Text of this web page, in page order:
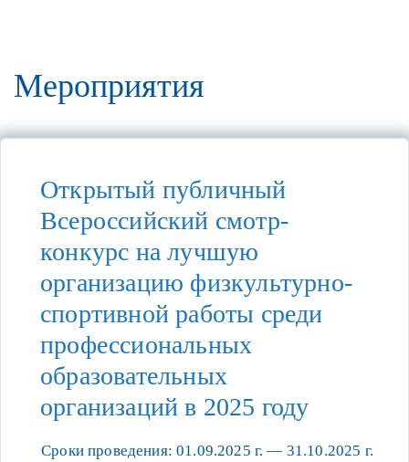
Мероприятия
Открытый публичный
Всероссийский смотр-
конкурс на лучшую
организацию физкультурно-
спортивной работы среди
профессиональных
образовательных
организаций в 2025 году
Сроки проведения: 01.09.2025 г. — 31.10.2025 г.